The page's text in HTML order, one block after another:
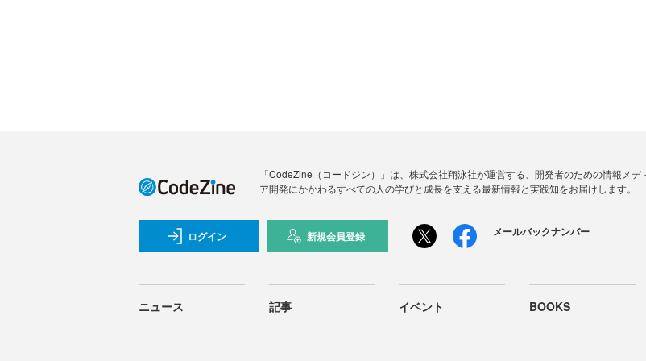
「CodeZine（コードジン）」は、株式会社翔泳社が運営する、開発者のための情報メ
ア開発にかかわるすべての人の学びと成長を支える最新情報と実践知をお届けします。
ログイン 新規会員登録 メールバックナンバー
ニュース 記事 イベント BOOKS